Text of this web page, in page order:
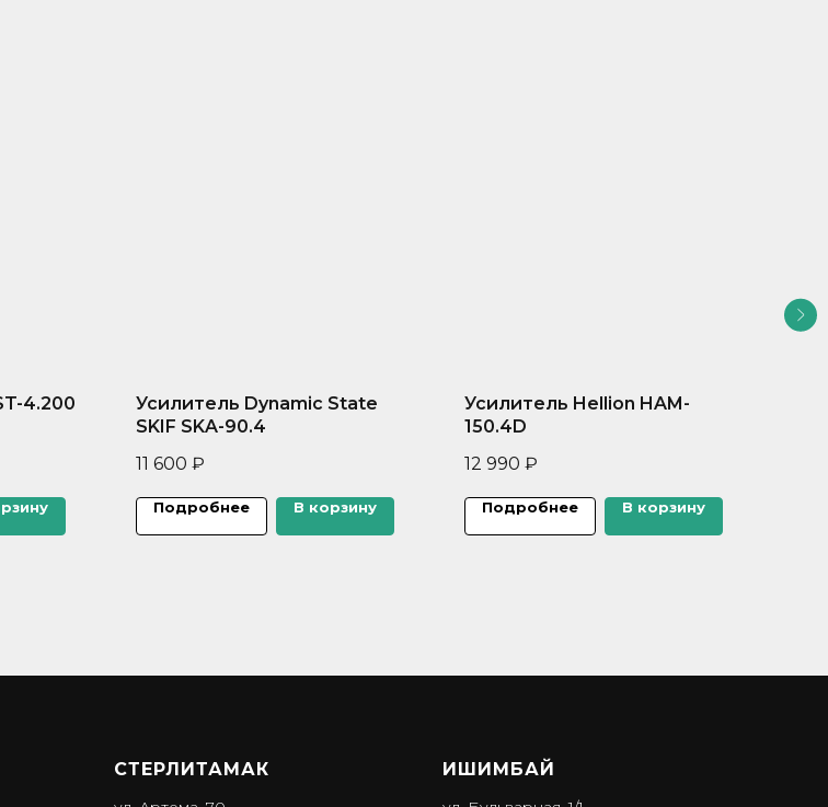
4.200
Усилитель Dynamic State
SKIF SKA-90.4
11 600 ₽
Подробнее В корзину
Усилитель Hellion HAM-
150.4D
12 990 ₽
Подробнее В корзину
СТЕРЛИТАМАК ИШИМБА Й